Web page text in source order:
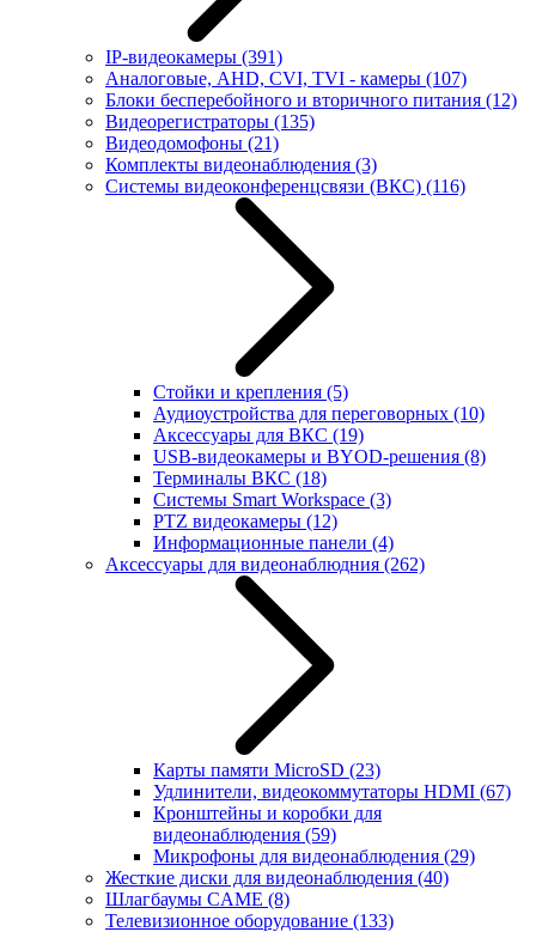
IP-видеокамеры (391)
Аналоговые, AHD, CVI, TVI - камеры (107)
Блоки бесперебойного и вторичного питания (12)
Видеорегистраторы (135)
Видеодомофоны (21)
Комплекты видеонаблюдения (3)
Системы видеоконференцсвязи (ВКС) (116)
Стойки и крепления (5)
Аудиоустройства для переговорных (10)
Аксессуары для ВКС (19)
USB-видеокамеры и BYOD-решения (8)
Терминалы ВКС (18)
Системы Smart Workspace (3)
PTZ видеокамеры (12)
Информационные панели (4)
Аксессуары для видеонаблюдния (262)
Карты памяти MicroSD (23)
Удлинители, видеокоммутаторы HDMI (67)
Кронштейны и коробки для
видеонаблюдения (59)
Микрофоны для видеонаблюдения (29)
Жесткие диски для видеонаблюдения (40)
Шлагбаумы CAME (8)
Телевизионное оборудование (133)